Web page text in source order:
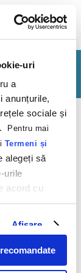
uri
a
anunțurile,
sociale și
Pentru mai
Termeni și
alegeți să
urile
acord cu
cookie.
Afişare
gătit?